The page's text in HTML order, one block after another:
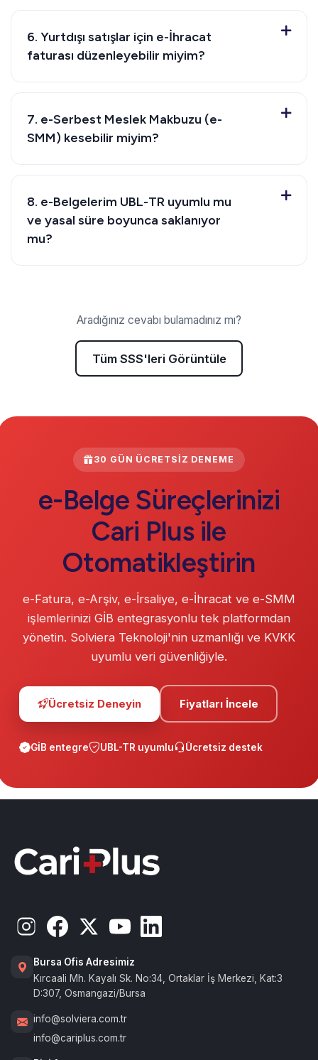
6. Yurtdışı satışlar için e-İhracat
faturası düzenleyebilir miyim?
7. e-Serbest Meslek Makbuzu (e-
SMM) kesebilir miyim?
8. e-Belgelerim UBL-TR uyumlu mu
ve yasal süre boyunca saklanıyor
mu?
Aradığınız cevabı bulamadınız mı?
Tüm SSS'leri Görüntüle
30 GÜN ÜCRETSIZ DENEME
e-Belge Süreçlerinizi
Cari Plus ile
Otomatikleştirin
e-Fatura, e-Arşiv, e-İrsaliye, e-İhracat ve e-SMM
işlemlerinizi GİB entegrasyonlu tek platformdan
yönetin. Solviera Teknoloji'nin uzmanlığı ve KVKK
uyumlu veri güvenliğiyle.
Ücretsiz Deneyin Fiyatları İncele
GİB entegre UBL-TR uyumlu Ücretsiz destek
Bursa Ofis Adresimiz
Kırcaali Mh. Kayalı Sk. No:34, Ortaklar İş Merkezi, Kat:3
D:307, Osmangazi/Bursa
info@solviera.com.tr
info@cariplus.com.tr